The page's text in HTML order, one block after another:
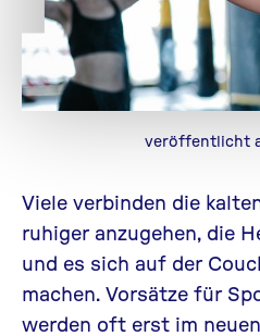
veröffentlicht
Viele verbinden die
ruhigeranzugehen, die
und es sich auf der
machen. Vorsätze für
werden oft erst im